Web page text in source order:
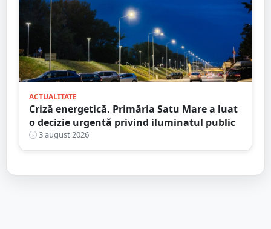
ACTUALITATE
Criză energetică. Primăria Satu Mare a luat
o decizie urgentă privind iluminatul public
3 august 2026